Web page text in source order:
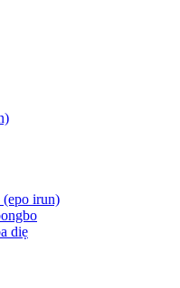
(epo irun)
diẹ